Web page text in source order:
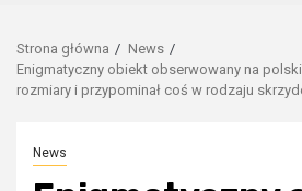
Strona główna
News
Enigmatyczny obiekt obserwowany na
rozmiary i przypominał coś w rodzaju
News